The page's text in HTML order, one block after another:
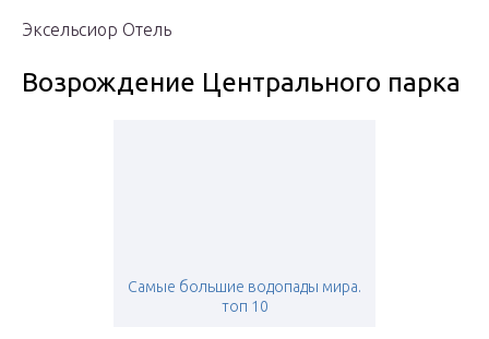
Эксельсиор Отель
Возрождение Центрального парка
Самые большие водопады мира.
топ 10